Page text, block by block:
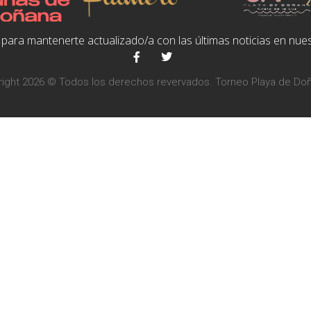
mantenerte actualizado/a con las últimas noticias en
2026 © Todos los derechos revervados. Torneo Playa de